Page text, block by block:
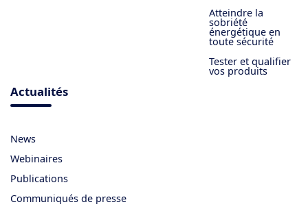
Atteindre la
sobriété
énergétique en
toute sécurité
Tester et qualifier
vos produits
Actualités
News
Webinaires
Publications
Communiqués de presse